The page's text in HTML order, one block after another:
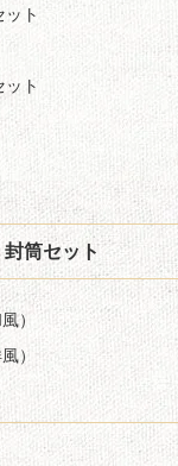
ト
ト
筒セット
）
）